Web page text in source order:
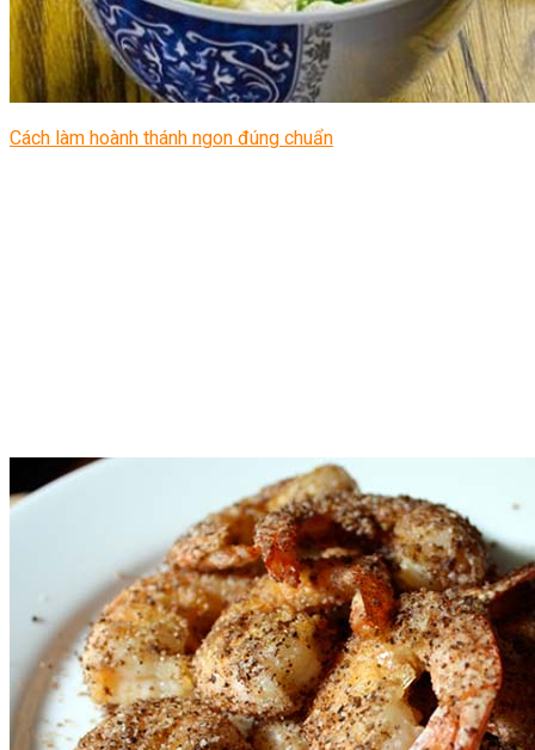
Cách làm hoành thánh ngon đúng chuẩn